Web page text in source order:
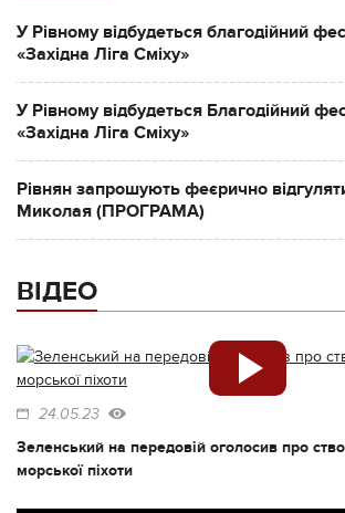
У Рівному відбудеться благодійний
«Західна Ліга Сміху»
У Рівному відбудеться Благодійний
«Західна Ліга Сміху»
Рівнян запрошують феєрично
Миколая (ПРОГРАМА)
ВІДЕО
24.05.23
Зеленський на передовій оголосив про
морської піхоти